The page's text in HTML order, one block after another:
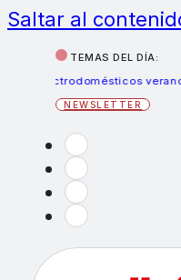
Saltar al
TEMAS DEL DÍA:
verano
NEWSLETTER